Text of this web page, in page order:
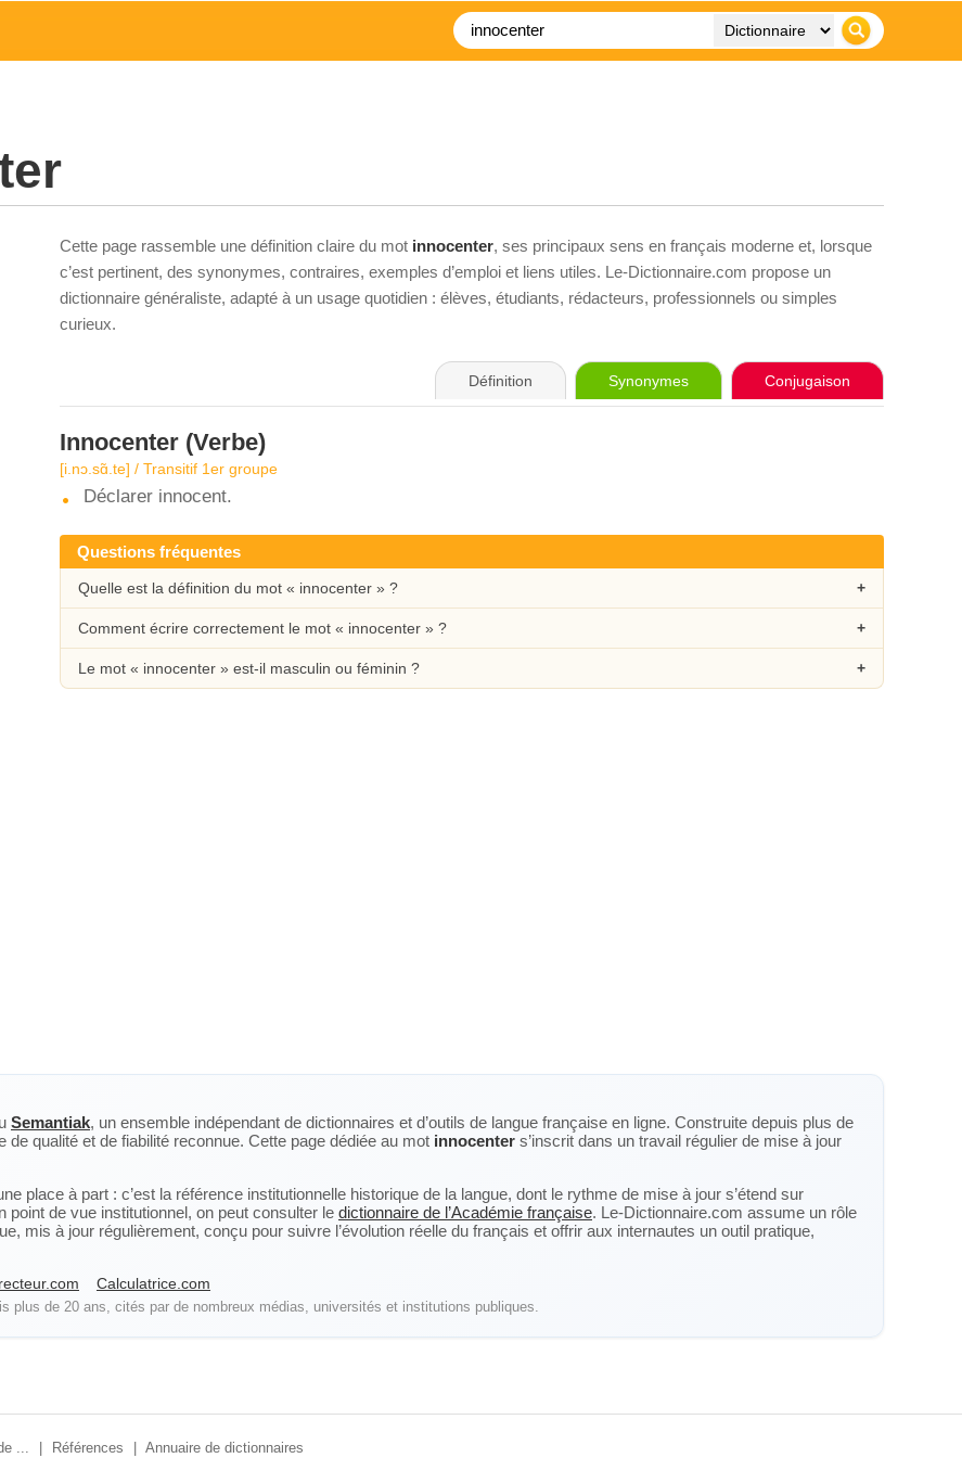
Cette page rassemble une définition claire du mot innocenter, ses principaux sens en français moderne et, lorsque
c’est pertinent, des synonymes, contraires, exemples d’emploi et liens utiles. Le-Dictionnaire.com propose un
dictionnaire généraliste, adapté à un usage quotidien : élèves, étudiants, rédacteurs, professionnels ou simples
curieux.
Définition Synonymes Conjugaison
Innocenter (Verbe)
[i.nɔ.sɑ̃.te] / Transitif 1er groupe
Déclarer innocent.
Questions fréquentes
Quelle est la définition du mot « innocenter » ?
Comment écrire correctement le mot « innocenter » ?
Le mot « innocenter » est-il masculin ou féminin ?
Semantiak, un ensemble indépendant de dictionnaires et d’outils de langue française en ligne. Construite depuis plus de
qualité et de fiabilité reconnue. Cette page dédiée au mot innocenter s’inscrit dans un travail régulier de mise à jour
place à part : c’est la référence institutionnelle historique de la langue, dont le rythme de mise à jour s’étend sur
de vue institutionnel, on peut consulter le dictionnaire de l’Académie française. Le-Dictionnaire.com assume un rôle
mis à jour régulièrement, conçu pour suivre l’évolution réelle du français et offrir aux internautes un outil pratique,
Calculatrice.com
plus de 20 ans, cités par de nombreux médias, universités et institutions publiques.
... Références Annuaire de dictionnaires